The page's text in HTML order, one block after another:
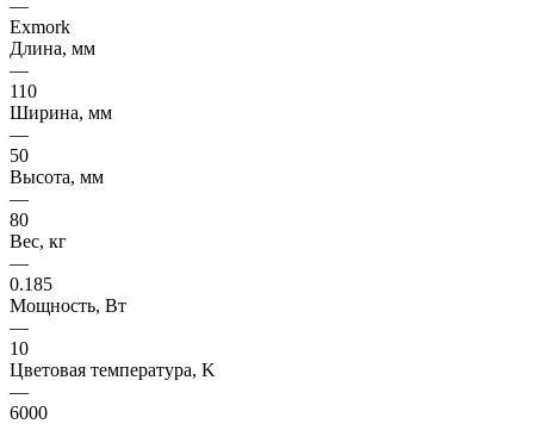
—
Exmork
Длина, мм
—
110
Ширина, мм
—
50
Высота, мм
—
80
Вес, кг
—
0.185
Мощность, Вт
—
10
Цветовая температура, K
—
6000